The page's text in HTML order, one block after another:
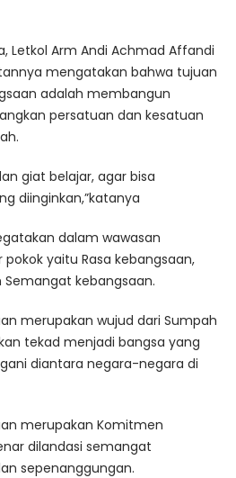
Letkol Arm Andi Achmad Affandi
mengatakan bahwa tujuan
adalah membangun
persatuan dan kesatuan
giat belajar, agar bisa
diinginkan,”katanya
dalam wawasan
yaitu Rasa kebangsaan,
kebangsaan.
merupakan wujud dari Sumpah
tekad menjadi bangsa yang
diantara negara-negara di
merupakan Komitmen
dilandasi semangat
sepenanggungan.